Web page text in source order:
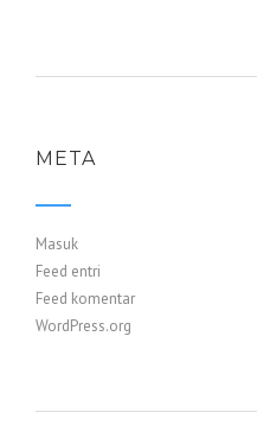
META
Masuk
Feed entri
Feed komentar
WordPress.org